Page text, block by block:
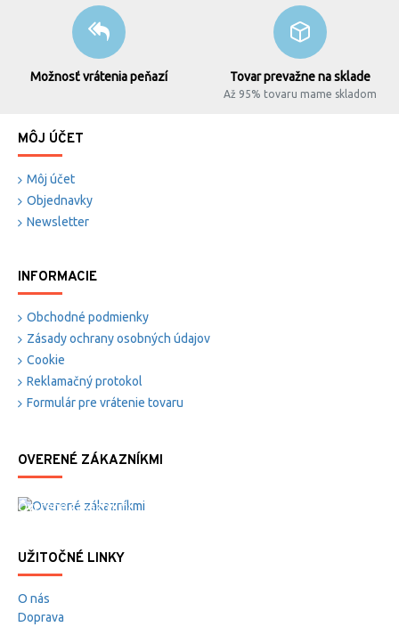
Možnosť vrátenia peňazí Tovar prevažne na sklade
Až 95% tovaru mame skladom
MÔJ ÚČET
Môj účet
Objednavky
Newsletter
INFORMACIE
Obchodné podmienky
Zásady ochrany osobných údajov
Cookie
Reklamačný protokol
Formulár pre vrátenie tovaru
OVERENÉ ZÁKAZNÍKMI
Overené zákazníkmi
UŽITOČNÉ LINKY
O nás
Doprava